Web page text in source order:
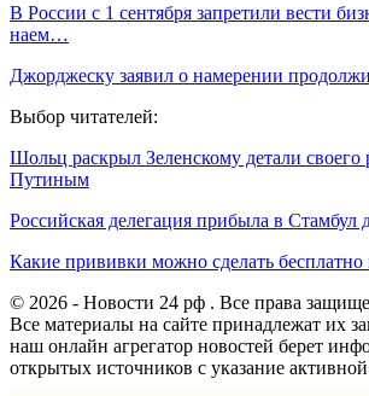
В России с 1 сентября запретили вести
наем…
Джорджеску заявил о намерении
Выбор читателей:
Шольц раскрыл Зеленскому детали своего
Путиным
Российская делегация прибыла в Стамбул
Какие прививки можно сделать
© 2026 - Новости 24 рф . Все права
Все материалы на сайте принадлежат их
наш онлайн агрегатор новостей берет
открытых источников с указание